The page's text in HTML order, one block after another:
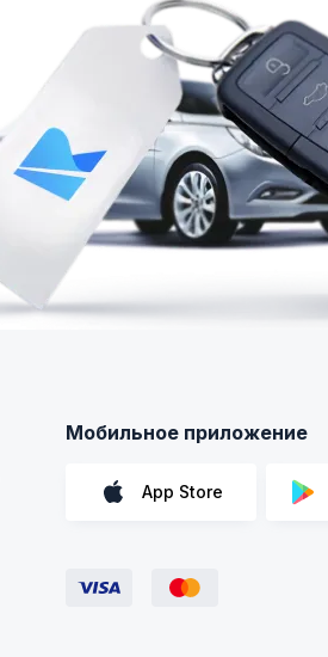
Мобильное приложение
App Store